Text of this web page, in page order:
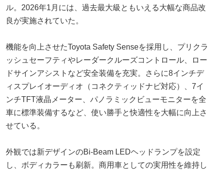
ル。2026年1月には、過去最大級ともいえる大幅な商品改
良が実施されていた。
機能を向上させたToyota Safety Senseを採用し、プリクラ
ッシュセーフティやレーダークルーズコントロール、ロー
ドサインアシストなど安全装備を充実。さらに8インチデ
ィスプレイオーディオ（コネクティッドナビ対応）、7イ
ンチTFT液晶メーター、パノラミックビューモニターを全
車に標準装備するなど、使い勝手と快適性を大幅に向上さ
せている。
外観では新デザインのBi-Beam LEDヘッドランプを設定
し、ボディカラーも刷新。商用車としての実用性を維持し